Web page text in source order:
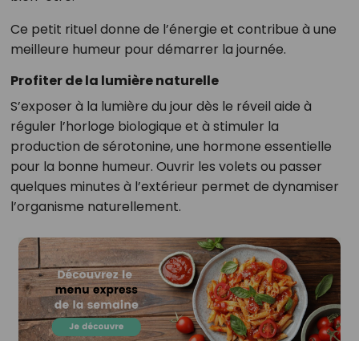
Ce petit rituel donne de l’énergie et contribue à une
meilleure humeur pour démarrer la journée.
Profiter de la lumière naturelle
S’exposer à la lumière du jour dès le réveil aide à
réguler l’horloge biologique et à stimuler la
production de sérotonine, une hormone essentielle
pour la bonne humeur. Ouvrir les volets ou passer
quelques minutes à l’extérieur permet de dynamiser
l’organisme naturellement.